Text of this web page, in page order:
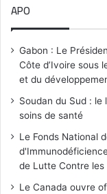
APO
Gabon : Le
Côte d’Ivoire sous
et du
Soudan du Sud :
soins de santé
Le Fonds National
de Lutte Contre les
Le Canada ouvre